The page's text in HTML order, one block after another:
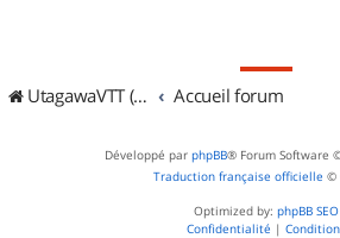
UtagawaVTT (Randos VTT et VTTAE avec traces GPS) Accueil forum
Développé par phpBB® Forum Software
Traduction française officielle ©
Optimized by: phpBB SEO
Confidentialité |